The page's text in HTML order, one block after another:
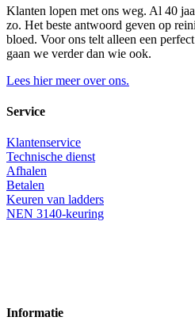
Klanten lopen met ons weg. Al 40
zo. Het beste antwoord geven op
bloed. Voor ons telt alleen een
gaan we verder dan wie ook.
Lees hier meer over ons.
Service
Klantenservice
Technische dienst
Afhalen
Betalen
Keuren van ladders
NEN 3140-keuring
Informatie